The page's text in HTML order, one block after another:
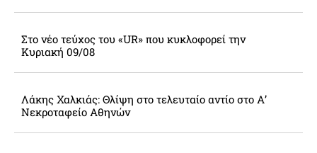
Στο νέο τεύχος του «UR» που κυκλοφορεί την
Κυριακή 09/08
Λάκης Χαλκιάς: Θλίψη στο τελευταίο αντίο στο Α’
Νεκροταφείο Αθηνών